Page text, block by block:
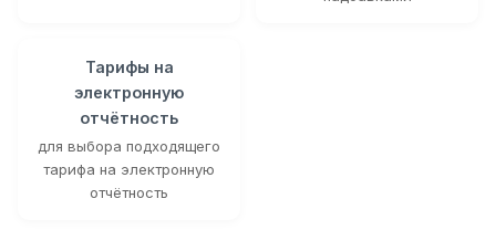
Тарифы на
электронную
отчётность
для выбора подходящего
тарифа на электронную
отчётность